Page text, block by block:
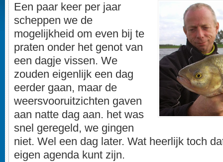
Een paar keer per jaar
scheppen we de
mogelijkheid om even bij te
praten onder het genot van
een dagje vissen. We
zouden eigenlijk een dag
eerder gaan, maar de
weersvooruitzichten gaven
aan natte dag aan. het was
snel geregeld, we gingen
niet. Wel een dag later. Wat heerlijk toch
eigen agenda kunt zijn.